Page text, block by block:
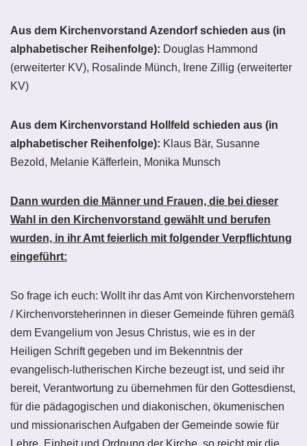
Aus dem Kirchenvorstand Azendorf schieden aus (in
alphabetischer Reihenfolge): Douglas Hammond
(erweiterter KV), Rosalinde Münch, Irene Zillig (erweiterter
KV)
Aus dem Kirchenvorstand Hollfeld schieden aus (in
alphabetischer Reihenfolge): Klaus Bär, Susanne
Bezold, Melanie Käfferlein, Monika Munsch
Dann wurden die Männer und Frauen, die bei dieser
Wahl in den Kirchenvorstand gewählt und berufen
wurden, in ihr Amt feierlich mit folgender Verpflichtung
eingeführt:
So frage ich euch: Wollt ihr das Amt von Kirchenvorstehern
/ Kirchenvorsteherinnen in dieser Gemeinde führen gemäß
dem Evangelium von Jesus Christus, wie es in der
Heiligen Schrift gegeben und im Bekenntnis der
evangelisch-lutherischen Kirche bezeugt ist, und seid ihr
bereit, Verantwortung zu übernehmen für den Gottesdienst,
für die pädagogischen und diakonischen, ökumenischen
und missionarischen Aufgaben der Gemeinde sowie für
Lehre, Einheit und Ordnung der Kirche, so reicht mir die